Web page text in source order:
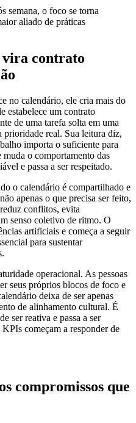
semana, o foco se torna
aliado de práticas
vira contrato
no calendário, ele cria mais do
estabelece um contrato
de uma tarefa solta em uma
real. Sua leitura diz,
importa o suficiente para
muda o comportamento das
e passa a ser respeitado.
o calendário é compartilhado e
apenas o que precisa ser feito,
conflitos, evita
senso coletivo de ritmo. O
artificiais e começa a seguir
para sustentar
operacional. As pessoas
seus próprios blocos de foco e
deixa de ser apenas
de alinhamento cultural. É
ser reativa e passa a ser
começam a responder de
compromissos que